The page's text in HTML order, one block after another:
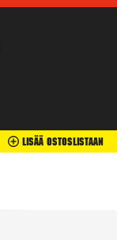
Lisää Ostoslistaan